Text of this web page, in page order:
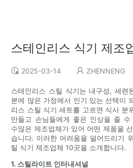
스테인리스 식기 제조
2025-03-14 ZHENNENG
스테인리스 스틸 식기는 내구성, 세련
분에 많은 가정에서 인기 있는 선택이
리스 스틸 식기 세트를 고르면 식사 분
만들고 손님들에게 좋은 인상을 줄
수많은 제조업체가 있어 어떤 제품을
습니다. 이러한 어려움을 덜어드리기
틸 식기 제조업체 10곳을 소개합니다.
1. 스틸라이트 인터내셔널